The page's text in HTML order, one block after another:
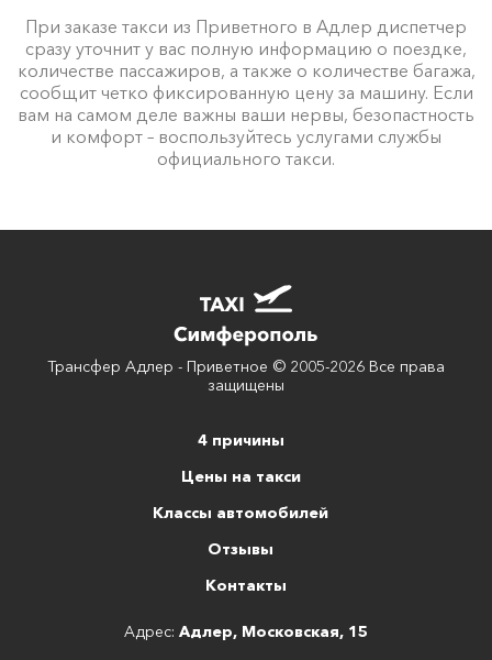
При заказе такси из Приветного в Адлер диспетчер
сразу уточнит у вас полную информацию о поездке,
количестве пассажиров, а также о количестве багажа,
сообщит четко фиксированную цену за машину. Если
вам на самом деле важны ваши нервы, безопастность
и комфорт – воспользуйтесь услугами службы
официального такси.
Трансфер Адлер - Приветное © 2005-2026 Все права
защищены
4 причины
Цены на такси
Классы автомобилей
Отзывы
Контакты
Адрес: Адлер, Московская, 15